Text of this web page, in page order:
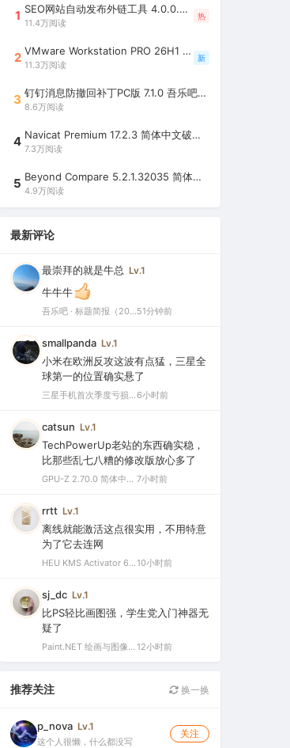
1 SEO网站自动发布外链工具 4.0.0.0 吾乐吧优化版（智能代理狂刷外链）
11.4万阅读
热
2 VMware Workstation PRO 26H1 中文精简安装注册版 / 完整版（最好用的虚拟机软件）
11.3万阅读
新
3 钉钉消息防撤回补丁PC版 7.1.0 吾乐吧优化版（支持消息防撤回+钉钉多开+支持消息永不已读+去除钉钉水印）
8.6万阅读
4 Navicat Premium 17.2.3 简体中文破解版（多重数据库管理工具）
7.3万阅读
5 Beyond Compare 5.2.1.32035 简体中文注册版（超强文件/夹比较工具）
4.9万阅读
最新评论
最崇拜的就是牛总 Lv.1
牛牛牛
吾乐吧 · 标题简报（2026-08-08）51分钟前
smallpanda Lv.1
小米在欧洲反攻这波有点猛，三星全
球第一的位置确实悬了
三星手机首次季度亏损，中国市场仅剩0.1%份额背后的三大败因6小时前
catsun Lv.1
TechPowerUp老站的东西确实稳，
比那些乱七八糟的修改版放心多了
GPU-Z 2.70.0 简体中文汉化版（显卡测试专业的软件） 7小时前
rrtt Lv.1
离线就能激活这点很实用，不用特意
为了它去连网
HEU KMS Activator 64.0 简体中文版（支持激活最新版Windows/Office离线永久激活）10小时前
sj_dc Lv.1
比PS轻比画图强，学生党入门神器无
疑了
Paint.NET 绘画与图像处理软件 v5.1.12 官方版（Windows 免费开源图像编辑工具） 12小时前
推荐关注 换一换
p_nova Lv.1
这个人很懒，什么都没写
关注